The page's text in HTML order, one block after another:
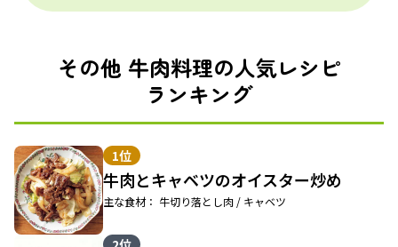
その他 牛肉料理の人気レシピ
ランキング
1位
牛肉とキャベツのオイスター炒め
主な食材： 牛切り落とし肉 / キャベツ